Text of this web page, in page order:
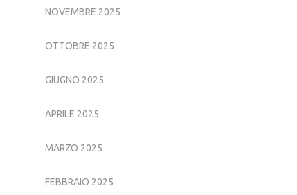
NOVEMBRE 2025
OTTOBRE 2025
GIUGNO 2025
APRILE 2025
MARZO 2025
FEBBRAIO 2025